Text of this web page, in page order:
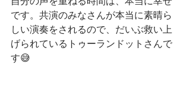
です。共演のみなさんが本当に素晴ら
しい演奏をされるので、だいぶ救い上
げられているトゥーランドットさんで
す😅